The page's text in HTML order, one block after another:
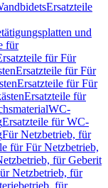
Ersatzteile
und
für
für Für
Ersatzteile für Für
Ersatzteile für Für
Ersatzteile für
WC-
Ersatzteile für WC-
Für Netzbetrieb, für
für Für Netzbetrieb,
für Geberit
Netzbetrieb, für
für